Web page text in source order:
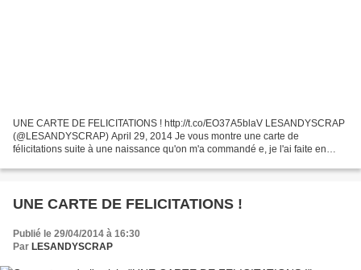
UNE CARTE DE FELICITATIONS ! http://t.co/EO37A5blaV LESANDYSCRAP
(@LESANDYSCRAP) April 29, 2014 Je vous montre une carte de
félicitations suite à une naissance qu'on m'a commandé e, je l'ai faite en
UNE CARTE DE FELICITATIONS !
Publié le 29/04/2014 à 16:30
Par LESANDYSCRAP